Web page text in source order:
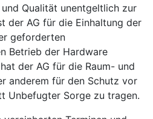
Qualität unentgeltlich zur
der AG für die Einhaltung der
geforderten
Betrieb der Hardware
der AG für die Raum- und
anderem für den Schutz vor
Unbefugter Sorge zu tragen.